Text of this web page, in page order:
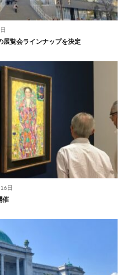
覧会ラインナップを決定
日
催